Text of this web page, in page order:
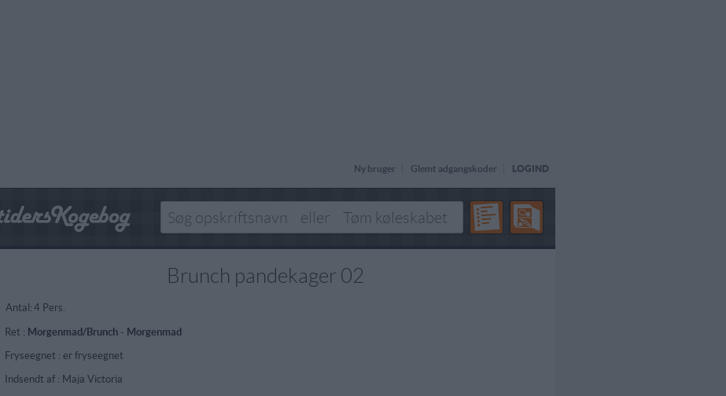
Ny bruger Glemt adgangskoder LOGIND
Brunch pandekager 02
Antal: 4 Pers.
Ret : Morgenmad/Brunch- Morgenmad
Fryseegnet : er fryseegnet
Indsendt af : Maja Victoria